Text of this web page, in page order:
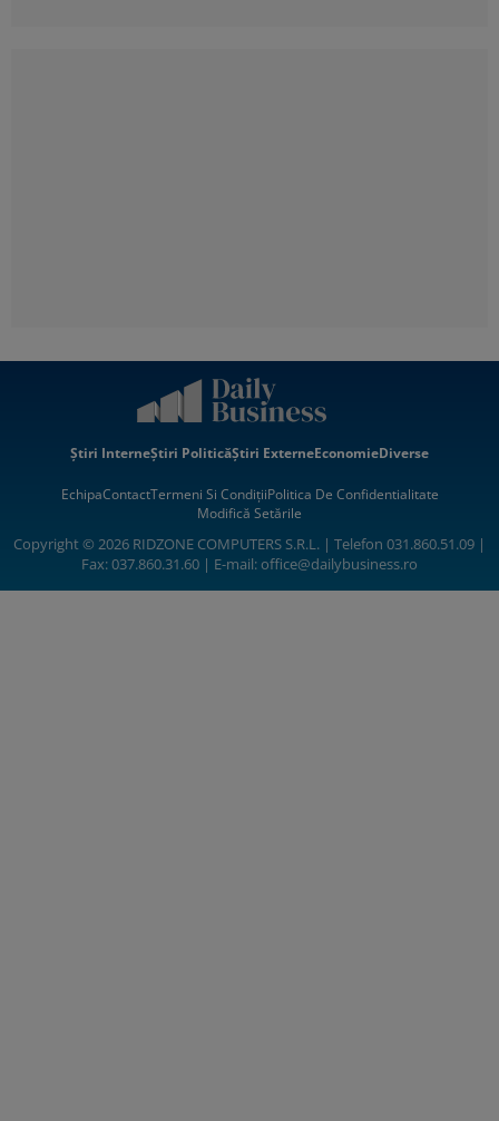
Știri InterneȘtiri PoliticăȘtiri ExterneEconomieDiverse
EchipaContactTermeni Si CondițiiPolitica De Confidentialitate
Modifică Setările
Copyright © 2026 RIDZONE COMPUTERS S.R.L. | Telefon 031.860.51.09 |
Fax: 037.860.31.60 | E-mail:office@dailybusiness.ro